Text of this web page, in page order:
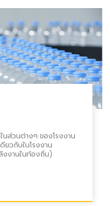
นส่วนต่างๆ ของโรงงาน
ยวกับในโรงงาน
งงานในท้องถิ่น)